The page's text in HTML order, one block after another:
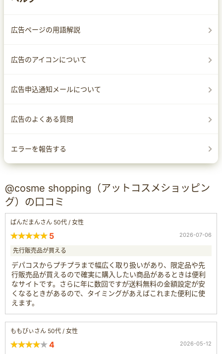
広告ページの用語解説
広告のアイコンについて
広告申込通知メールについて
広告のよくある質問
エラーを報告する
@cosme shopping（アットコスメショッピン
グ）の口コミ
ぱんだまんさん 50代 / 女性
5 2026-07-06
先行販売品が買える
デパコスからプチプラまで幅広く取り扱いがあり、限定品や先
行販売品が買えるので確実に購入したい商品があるときは便利
なサイトです。さらに年に数回ですが送料無料の金額設定が安
くなるときがあるので、タイミングがあえばこれまた便利に使
えます。
ももぴぃさん 50代 / 女性
4 2026-05-12